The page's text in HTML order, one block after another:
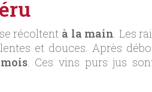
récoltent à la main. Les
et douces. Après
. Ces vins purs jus